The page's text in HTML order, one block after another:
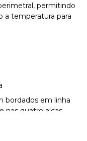
permitindo
a temperatura para
bordados em linha
nas quatro alças.
o produto
de cor, tecido ou